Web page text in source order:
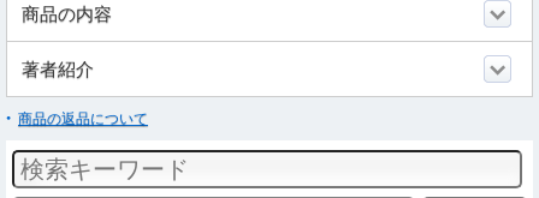
商品の内容
著者紹介
商品の返品について